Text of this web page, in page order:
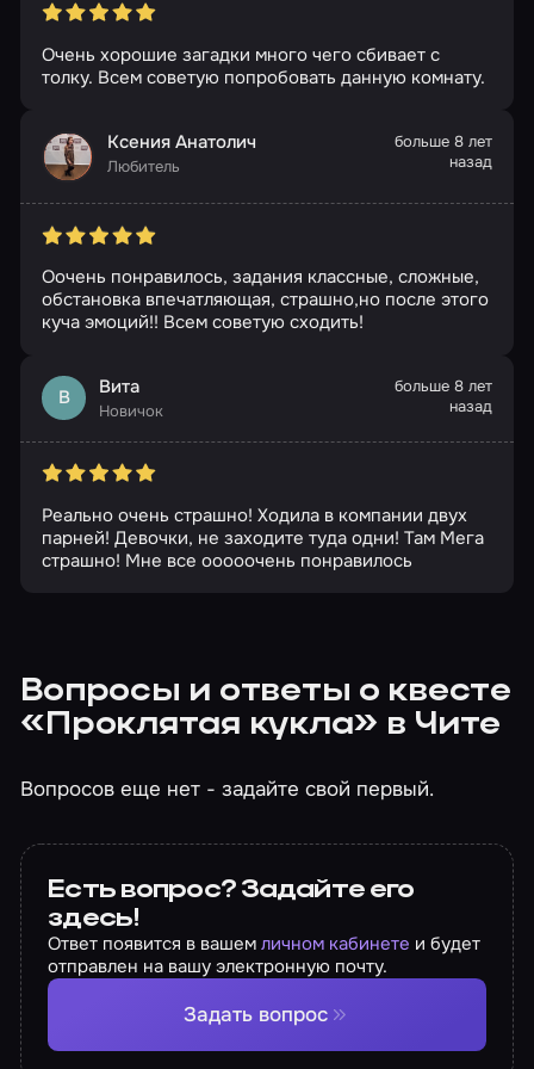
Очень хорошие загадки много чего сбивает с
толку. Всем советую попробовать данную комнату.
Ксения Анатолич
Любитель
больше 8 лет
назад
Оочень понравилось, задания классные, сложные,
обстановка впечатляющая, страшно,но после этого
куча эмоций!! Всем советую сходить!
В Вита
Новичок
больше 8 лет
назад
Реально очень страшно! Ходила в компании двух
парней! Девочки, не заходите туда одни! Там Мега
страшно! Мне все ооооочень понравилось
Вопросы и ответы о квесте
«Проклятая кукла» в Чите
Вопросов еще нет - задайте свой первый.
Есть вопрос? Задайте его
здесь!
Ответ появится в вашемличном кабинете и будет
отправлен на вашу электронную почту.
Задать вопрос